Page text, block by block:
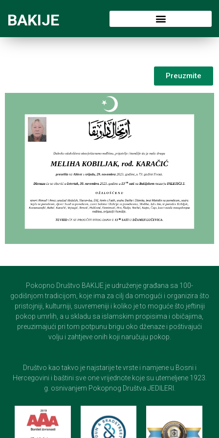
BAKIJE
Preuzmite
Pokopno Društvo BAKIJE je udruženje građana sa 100-
godišnjom tradicijom, koje ima za cilj da omogući i organizira što
pristojniji, kulturniji, suvremeniji i koliko je to moguće što jeftiniji
pokop umrlih, a u skladu sa islamskim propisima i običajima,
preuzimajući pri tom potpunu brigu oko dženaze i poštivajući
volju i zahtjeve onih koji naručuju pokop.
Društvo kao takvo je najstarije te vrste i namjene u Bosni i
Hercegovini i baštini sve one vrijednote koje su utemeljene 1923.
g. osnivanjem Pokopnog Društva JEDILERI.